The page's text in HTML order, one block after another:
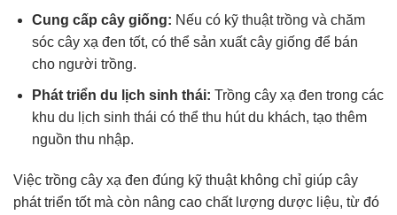
Cung cấp cây giống: Nếu có kỹ thuật trồng và chăm
sóc cây xạ đen tốt, có thể sản xuất cây giống để bán
cho người trồng.
Phát triển du lịch sinh thái: Trồng cây xạ đen trong các
khu du lịch sinh thái có thể thu hút du khách, tạo thêm
nguồn thu nhập.
Việc trồng cây xạ đen đúng kỹ thuật không chỉ giúp cây
phát triển tốt mà còn nâng cao chất lượng dược liệu, từ đó